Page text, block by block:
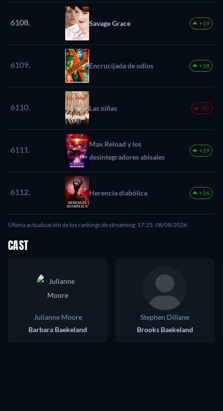
6108. Savage Grace +19
6109. Encrucijada de odios +18
6110. Las niñas -57
6111.
Max Reload y los
desintegradores abisales
+19
6112. Herencia diabólica +16
Última actualización de los rankings de streaming: 17:25, 08/08/2026
CAST
Julianne Moore
Barbara Baekeland
Stephen Dillane
Brooks Baekeland